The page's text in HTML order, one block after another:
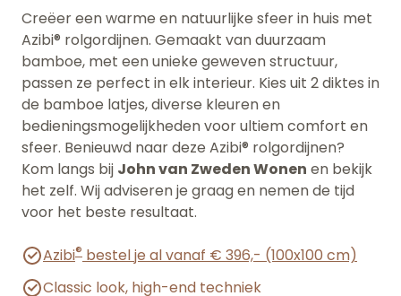
Creëer een warme en natuurlijke sfeer in huis met
Azibi® rolgordijnen. Gemaakt van duurzaam
bamboe, met een unieke geweven structuur,
passen ze perfect in elk interieur. Kies uit 2 diktes in
de bamboe latjes, diverse kleuren en
bedieningsmogelijkheden voor ultiem comfort en
sfeer. Benieuwd naar deze Azibi® rolgordijnen?
Kom langs bij John van Zweden Wonen en bekijk
het zelf. Wij adviseren je graag en nemen de tijd
voor het beste resultaat.
Azibi® bestel je al vanaf € 396,- (100x100 cm)
Classic look, high-end techniek